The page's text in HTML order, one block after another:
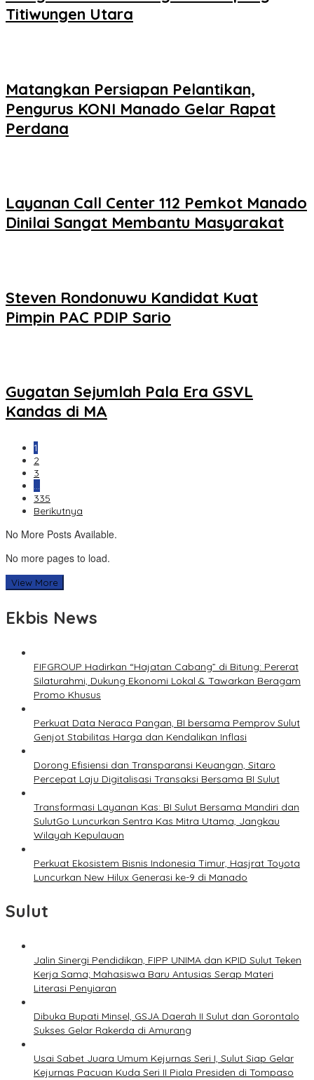
Titiwungen Utara
Matangkan Persiapan Pelantikan,
Pengurus KONI Manado Gelar Rapat
Perdana
Layanan Call Center 112 Pemkot Manado
Dinilai Sangat Membantu Masyarakat
Steven Rondonuwu Kandidat Kuat
Pimpin PAC PDIP Sario
Gugatan Sejumlah Pala Era GSVL
Kandas di MA
1
2
3
…
335
Berikutnya
No More Posts Available.
No more pages to load.
View More
Ekbis News
FIFGROUP Hadirkan “Hajatan Cabang” di Bitung: Pererat
Silaturahmi, Dukung Ekonomi Lokal & Tawarkan Beragam
Promo Khusus
Perkuat Data Neraca Pangan, BI bersama Pemprov Sulut
Genjot Stabilitas Harga dan Kendalikan Inflasi
Dorong Efisiensi dan Transparansi Keuangan, Sitaro
Percepat Laju Digitalisasi Transaksi Bersama BI Sulut
Transformasi Layanan Kas: BI Sulut Bersama Mandiri dan
SulutGo Luncurkan Sentra Kas Mitra Utama, Jangkau
Wilayah Kepulauan
Perkuat Ekosistem Bisnis Indonesia Timur, Hasjrat Toyota
Luncurkan New Hilux Generasi ke-9 di Manado
Sulut
Jalin Sinergi Pendidikan, FIPP UNIMA dan KPID Sulut Teken
Kerja Sama; Mahasiswa Baru Antusias Serap Materi
Literasi Penyiaran
Dibuka Bupati Minsel, GSJA Daerah II Sulut dan Gorontalo
Sukses Gelar Rakerda di Amurang
Usai Sabet Juara Umum Kejurnas Seri I, Sulut Siap Gelar
Kejurnas Pacuan Kuda Seri II Piala Presiden di Tompaso